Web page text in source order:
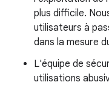
plus difficile.
utilisateurs à
dans la mesure
L'équipe de
utilisations